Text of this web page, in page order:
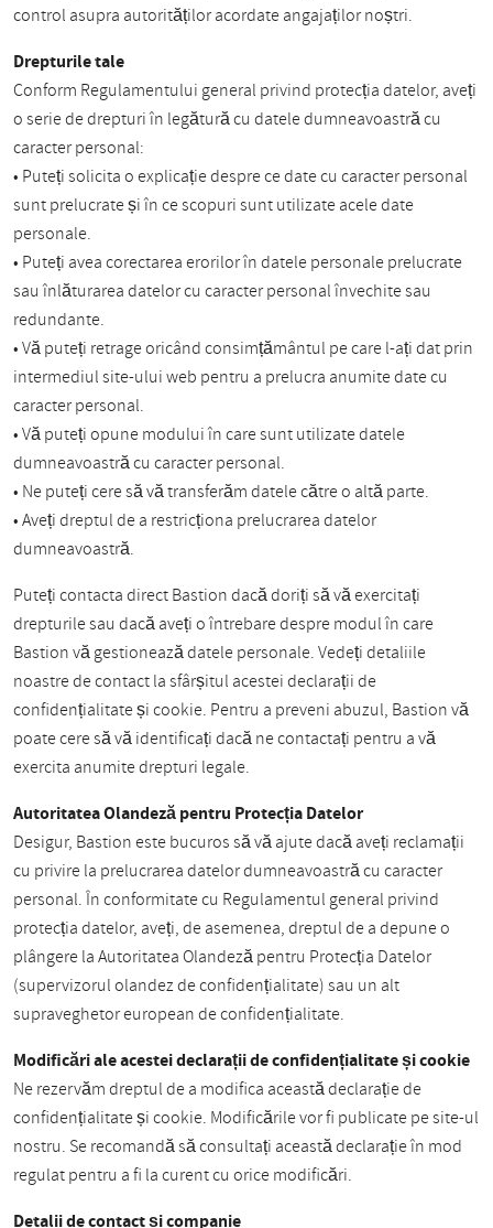
control asupra autorităților acordate angajaților noștri.
Drepturile tale
Conform Regulamentului general privind protecția datelor, aveți
o serie de drepturi în legătură cu datele dumneavoastră cu
caracter personal:
• Puteți solicita o explicație despre ce date cu caracter personal
sunt prelucrate și în ce scopuri sunt utilizate acele date
personale.
• Puteți avea corectarea erorilor în datele personale prelucrate
sau înlăturarea datelor cu caracter personal învechite sau
redundante.
• Vă puteți retrage oricând consimțământul pe care l-ați dat prin
intermediul site-ului web pentru a prelucra anumite date cu
caracter personal.
• Vă puteți opune modului în care sunt utilizate datele
dumneavoastră cu caracter personal.
• Ne puteți cere să vă transferăm datele către o altă parte.
• Aveți dreptul de a restricționa prelucrarea datelor
dumneavoastră.
Puteți contacta direct Bastion dacă doriți să vă exercitați
drepturile sau dacă aveți o întrebare despre modul în care
Bastion vă gestionează datele personale. Vedeți detaliile
noastre de contact la sfârșitul acestei declarații de
confidențialitate și cookie. Pentru a preveni abuzul, Bastion vă
poate cere să vă identificați dacă ne contactați pentru a vă
exercita anumite drepturi legale.
Autoritatea Olandeză pentru Protecția Datelor
Desigur, Bastion este bucuros să vă ajute dacă aveți reclamații
cu privire la prelucrarea datelor dumneavoastră cu caracter
personal. În conformitate cu Regulamentul general privind
protecția datelor, aveți, de asemenea, dreptul de a depune o
plângere la Autoritatea Olandeză pentru Protecția Datelor
(supervizorul olandez de confidențialitate) sau un alt
supraveghetor european de confidențialitate.
Modificări ale acestei declarații de confidențialitate și cookie
Ne rezervăm dreptul de a modifica această declarație de
confidențialitate și cookie. Modificările vor fi publicate pe site-ul
nostru. Se recomandă să consultați această declarație în mod
regulat pentru a fi la curent cu orice modificări.
Detalii de contact și companie